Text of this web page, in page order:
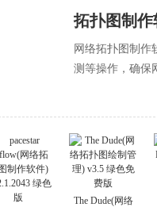
拓扑图制作
网络拓扑图制作
测等操作，确保
The Dude(网络